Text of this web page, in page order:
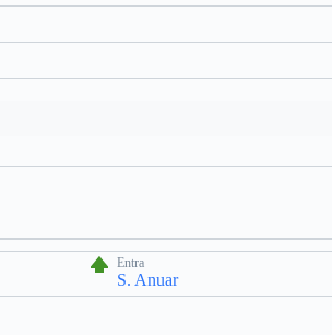
Entra
S. Anuar